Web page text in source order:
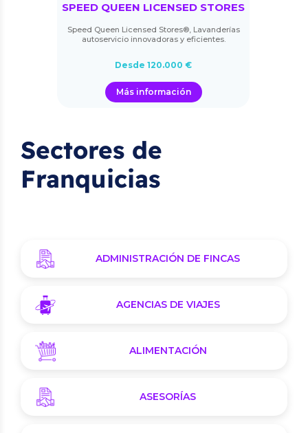
SPEED QUEEN LICENSED STORES
Speed Queen Licensed Stores®, Lavanderías
autoservicio innovadoras y eficientes.
Desde 120.000 €
Más información
Sectores de
Franquicias
ADMINISTRACIÓN DE FINCAS
AGENCIAS DE VIAJES
ALIMENTACIÓN
ASESORÍAS